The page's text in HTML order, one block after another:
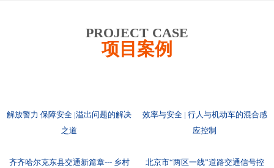
PROJECT CASE
项目案例
解放警力 保障安全 |溢出问题的解决
之道
效率与安全 | 行人与机动车的混合感
应控制
齐齐哈尔克东县交通新篇章--- 乡村
北京市“两区一线”道路交通信号控